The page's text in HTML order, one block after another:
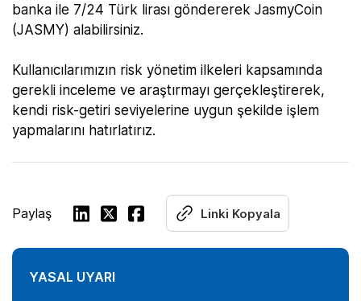
banka ile 7/24 Türk lirası göndererek JasmyCoin
(JASMY) alabilirsiniz.
Kullanıcılarımızın risk yönetim ilkeleri kapsamında
gerekli inceleme ve araştırmayı gerçekleştirerek,
kendi risk-getiri seviyelerine uygun şekilde işlem
yapmalarını hatırlatırız.
Paylaş Linki Kopyala
YASAL UYARI